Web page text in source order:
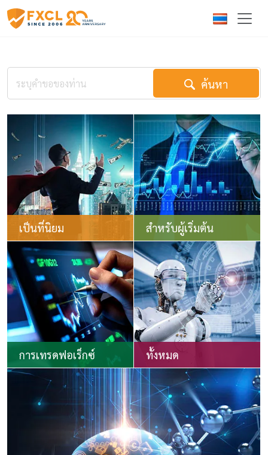
ค้นหา
เป็นที่นิยม สำหรับผู้เริ่มต้น
การเทรดฟอเร็กซ์ ทั้งหมด